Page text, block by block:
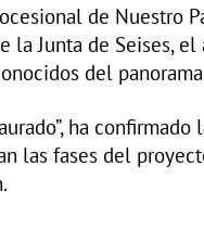
de Nuestro
la Junta de Seises,
del
ha confirmado
las fases del